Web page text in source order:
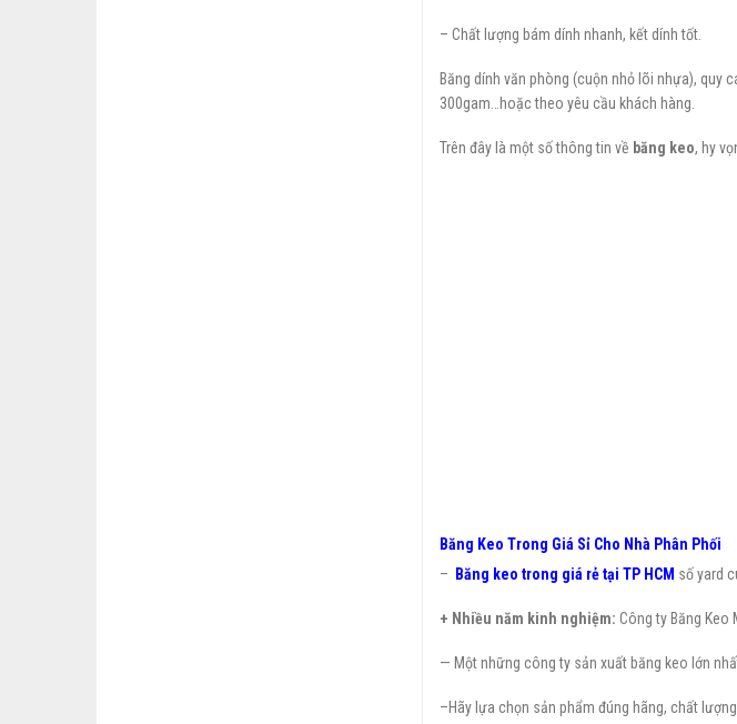
– Chất lượng bám dính nhanh, kết dính tốt.
Băng dính văn phòng (cuộn nhỏ lõi nhựa), quy
300gam…hoặc theo yêu cầu khách hàng.
Trên đây là một số thông tin về băng keo, hy
Băng Keo Trong Giá Sỉ Cho Nhà Phân Phối
–
Băng keo trong giá rẻ tại TP HCM số yard
+ Nhiều năm kinh nghiệm: Công ty Băng Keo
— Một những công ty sản xuất băng keo lớn
–Hãy lựa chọn sản phẩm đúng hãng, chất